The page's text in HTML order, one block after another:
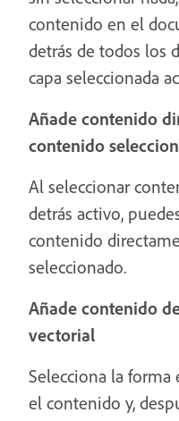
contenido en el
detrás de todos los
capa seleccionada
Añade contenido
contenido
Al seleccionar
detrás activo,
contenido
seleccionado.
Añade contenido
vectorial
Selecciona la
el contenido y,